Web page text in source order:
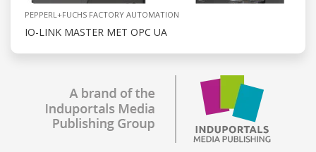
PEPPERL+FUCHS FACTORY AUTOMATION
IO-LINK MASTER MET OPC UA